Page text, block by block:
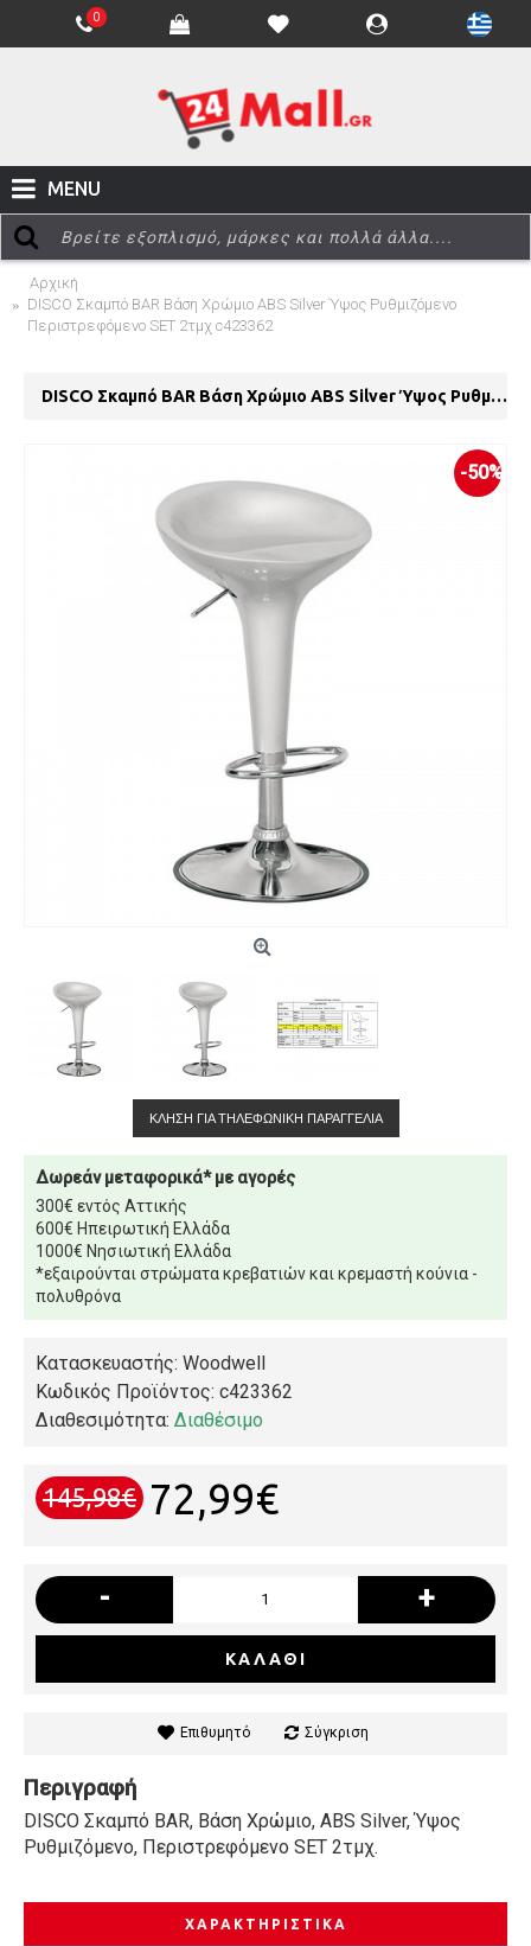
0
MENU
Αρχική
DISCO Σκαμπό BAR Βάση Χρώμιο ABS Silver Ύψος Ρυθμιζόμενο
Περιστρεφόμενο SET 2τμχ c423362
DISCO Σκαμπό BAR Βάση Χρώμιο ABS Silver Ύψος Ρυθμιζόμενο Περιστρεφόμενο SET 2τμχ c423362
-50%
ΚΛΉΣΗ ΓΙΑ ΤΗΛΕΦΩΝΙΚΉ ΠΑΡΑΓΓΕΛΊΑ
Δωρεάν μεταφορικά* με αγορές
300€ εντός Αττικής
600€ Ηπειρωτική Ελλάδα
1000€ Νησιωτική Ελλάδα
*εξαιρούνται στρώματα κρεβατιών και κρεμαστή κούνια -
πολυθρόνα
Κατασκευαστής: Woodwell
Κωδικός Προϊόντος: c423362
Διαθεσιμότητα: Διαθέσιμο
145,98€ 72,99€
- +
ΚΑΛΆΘΙ
Επιθυμητό Σύγκριση
Περιγραφή
DISCO Σκαμπό BAR, Βάση Χρώμιο, ABS Silver, Ύψος
Ρυθμιζόμενο, Περιστρεφόμενο SET 2τμχ.
ΧΑΡΑΚΤΗΡΙΣΤΙΚΆ